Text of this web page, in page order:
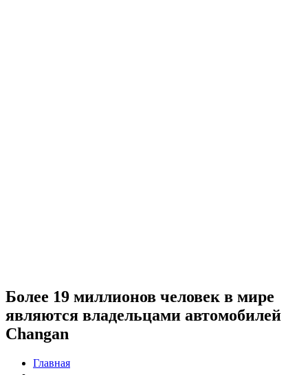
Более 19 миллионов человек в мире
являются владельцами автомобилей
Changan
Главная